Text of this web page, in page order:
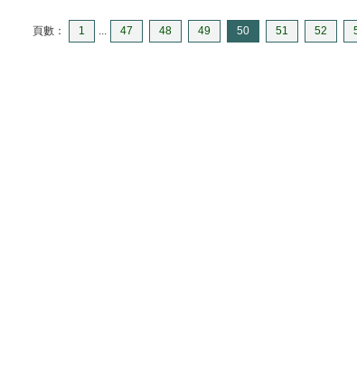
頁數： 1 ... 47 48 49 50 51 52